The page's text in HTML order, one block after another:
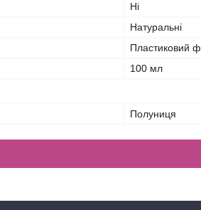
Ні
Натуральні
Пластиковий
100 мл
Полуниця